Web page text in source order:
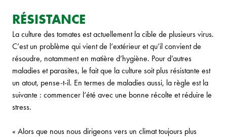
RÉSISTANCE
La culture des tomates est actuellement la cible de plusieurs virus.
C’est un problème qui vient de l’extérieur et qu’il convient de
résoudre, notamment en matière d’hygiène. Pour d’autres
maladies et parasites, le fait que la culture soit plus résistante est
un atout, pense-t-il. En termes de maladies aussi, la règle est la
suivante : commencer l’été avec une bonne récolte et réduire le
stress.
« Alors que nous nous dirigeons vers un climat toujours plus